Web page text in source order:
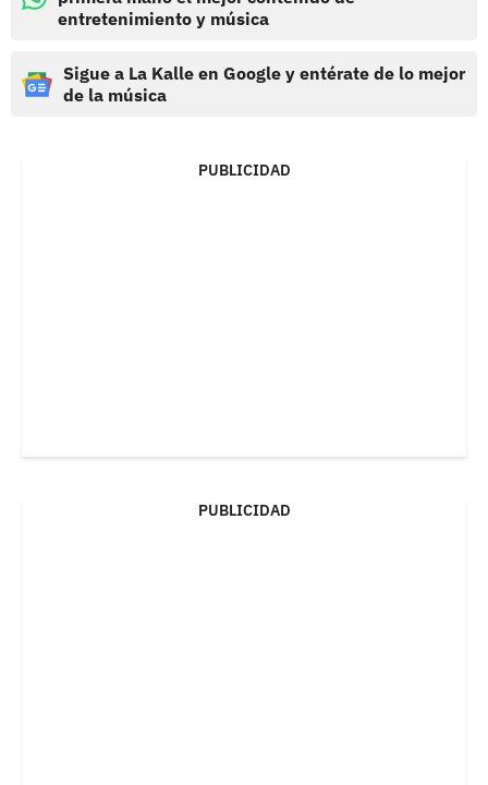
entretenimiento y música
Sigue a La Kalle en Google y entérate de lo mejor
de la música
PUBLICIDAD
PUBLICIDAD